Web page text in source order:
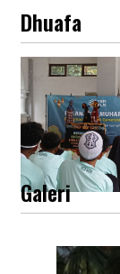
Dhuafa
Galeri